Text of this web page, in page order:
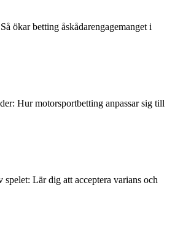
ökar betting åskådarengagemanget i
Hur motorsportbetting anpassar sig till
spelet: Lär dig att acceptera varians och